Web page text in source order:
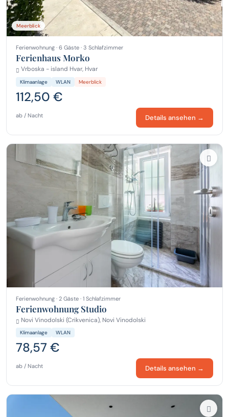
Meerblick
Ferienwohnung · 6 Gäste · 3 Schlafzimmer
Ferienhaus Morko
Vrboska - island Hvar, Hvar
Klimaanlage WLAN Meerblick
112,50 €
ab / Nacht Details ansehen →
Ferienwohnung · 2 Gäste · 1 Schlafzimmer
Ferienwohnung Studio
Novi Vinodolski (Crikvenica), Novi Vinodolski
Klimaanlage WLAN
78,57 €
ab / Nacht Details ansehen →